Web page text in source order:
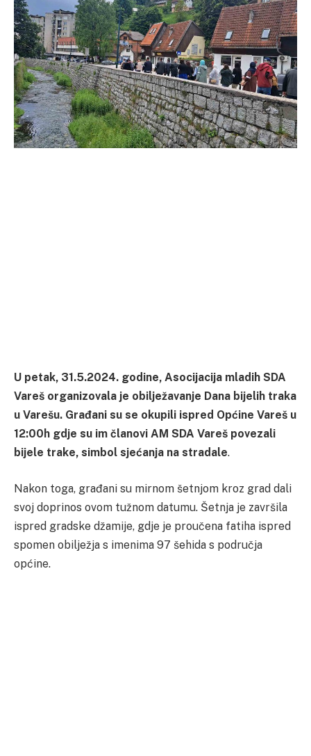
U petak, 31.5.2024. godine, Asocijacija mladih SDA
Vareš organizovala je obilježavanje Dana bijelih traka
u Varešu. Građani su se okupili ispred Općine Vareš u
12:00h gdje su im članovi AM SDA Vareš povezali
bijele trake, simbol sjećanja na stradale.
Nakon toga, građani su mirnom šetnjom kroz grad dali
svoj doprinos ovom tužnom datumu. Šetnja je završila
ispred gradske džamije, gdje je proučena fatiha ispred
spomen obilježja s imenima 97 šehida s područja
općine.